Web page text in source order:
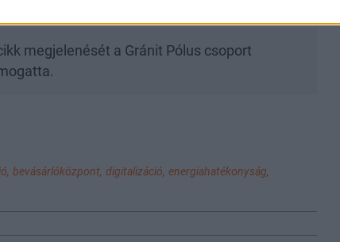
megjelenését a Gránit Pólus csoport
bevásárlóközpont, digitalizáció, energiahatékonyság,